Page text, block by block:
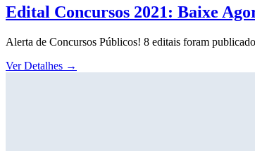
Edital Concursos 2021: Baixe
Alerta de Concursos Públicos! 8 editais foram
Ver Detalhes →